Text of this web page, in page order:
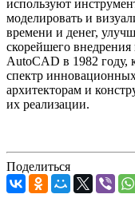
используют
моделировать и
времени и денег,
скорейшего
AutoCAD в 1982 году,
спектр
архитекторам и
их реализации.
Поделиться